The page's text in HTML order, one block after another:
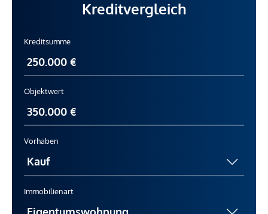
Kreditvergleich
Kreditsumme
Objektwert
Vorhaben
Immobilienart